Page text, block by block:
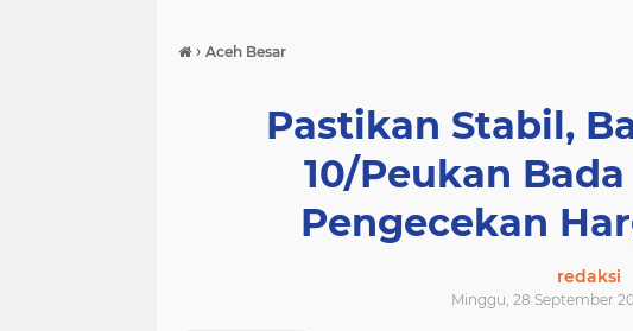
› Aceh Besar
Pastikan Stabil,
10/Peukan
Pengecekan
redaksi
Minggu, 28 September